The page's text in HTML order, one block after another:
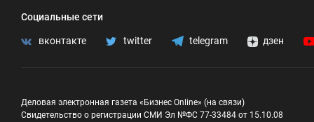
Социальные сети
вконтакте twitter telegram дзен
Деловая электронная газета «Бизнес Online» (на связи)
Свидетельство о регистрации СМИ Эл №ФС 77-33484 от 15.10.08